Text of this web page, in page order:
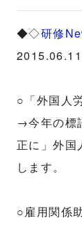
◆◇研修
2015.06.11
○「外国人
→今年の標
正に」外国
します。
○雇用関係